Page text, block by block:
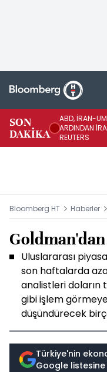
SON
DAKİKA
ABD, İRAN-
ARDINDAN
REUTERS
Bloomberg HT Haberler
Uluslararası
son haftalarda
analistleri doların
gibi işlem
düşündürecek
Türkiye'nin
Google listesine